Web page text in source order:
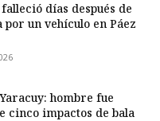
días después de
un vehículo en Páez
hombre fue
cinco impactos de bala